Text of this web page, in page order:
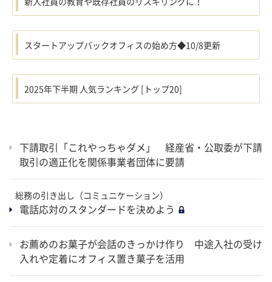
下請取引「これやっちゃダメ」 経産省・公取委が下請
取引の適正化を関係事業者団体に要請
総務の引き出し（コミュニケーション）
電話応対のスタンダードを決めよう
お薦めのお菓子が会話のきっかけ作り 中途入社の受け
入れや定着にオフィス置き菓子を活用
スタートアップバックオフィスの始め方◆10/8更新
2025年下半期 人気ランキング [トップ20]